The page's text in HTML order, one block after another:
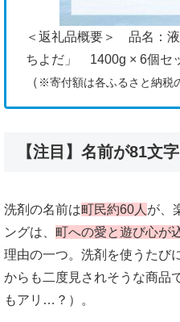
＜返礼品概要＞ 品名：
ちよだ」 1400g × 6個セ
（ ※寄付額は各ふるさと納税
【注目】名前が81文
洗剤の名前は町民約60人 が、
ングは、 町への愛と遊び心が
理由の一つ。洗剤を使うたび
からも二度見されそうな商品
もアリ…？）。